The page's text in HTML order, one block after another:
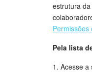
estrutura
Pela lista
1. Acesse a